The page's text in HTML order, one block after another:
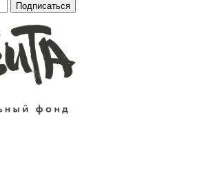
Подписаться